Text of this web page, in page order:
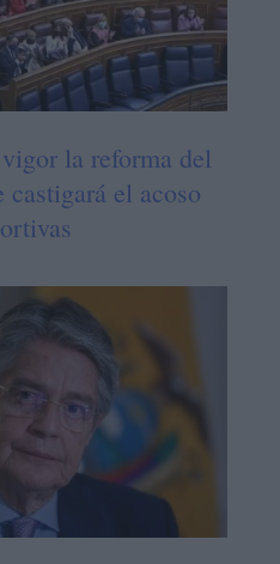
la reforma del
castigará el acoso